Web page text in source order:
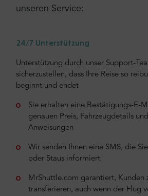
unseren Service:
24/7 Unterstützung
Unterstützung durch unser Support-
sicherzustellen, dass Ihre Reise so
beginnt und endet
Sie erhalten eine Bestätigungs-E-
genauen Preis, Fahrzeugdetails
Anweisungen
Wir senden Ihnen eine SMS, die
oder Staus informiert
MrShuttle.com garantiert, Kunden
transferieren, auch wenn der Flug